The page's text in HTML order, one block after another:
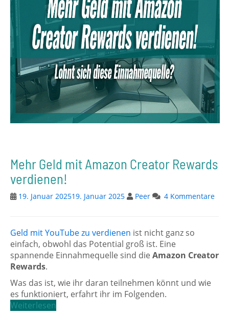
Mehr Geld mit Amazon Creator Rewards
verdienen!
19. Januar 202519. Januar 2025 Peer 4 Kommentare
Geld mit YouTube zu verdienen ist nicht ganz so
einfach, obwohl das Potential groß ist. Eine
spannende Einnahmequelle sind die Amazon Creator
Rewards.
Was das ist, wie ihr daran teilnehmen könnt und wie
es funktioniert, erfahrt ihr im Folgenden.
Weiterlesen